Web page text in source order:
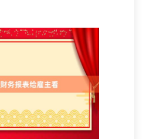
或担忧异日，却忽略了当
简直能调动东说念主生的
是学习、职责也曾生计，
下，智力徐徐终了我方的
多成效东说念主士齐深知
生曾说：“天才是百分之一